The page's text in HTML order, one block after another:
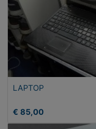
LAPTOP
€ 85,00